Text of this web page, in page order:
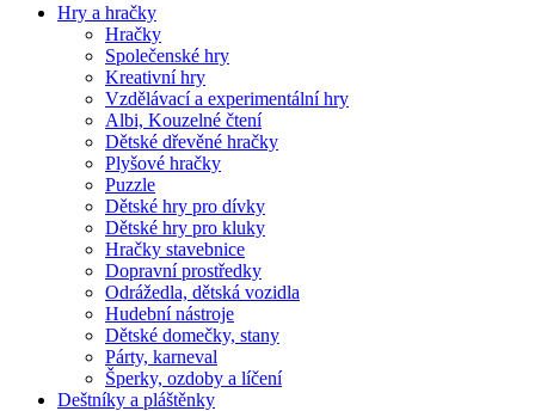
Hry a hračky
Hračky
Společenské hry
Kreativní hry
Vzdělávací a experimentální hry
Albi, Kouzelné čtení
Dětské dřevěné hračky
Plyšové hračky
Puzzle
Dětské hry pro dívky
Dětské hry pro kluky
Hračky stavebnice
Dopravní prostředky
Odrážedla, dětská vozidla
Hudební nástroje
Dětské domečky, stany
Párty, karneval
Šperky, ozdoby a líčení
Deštníky a pláštěnky